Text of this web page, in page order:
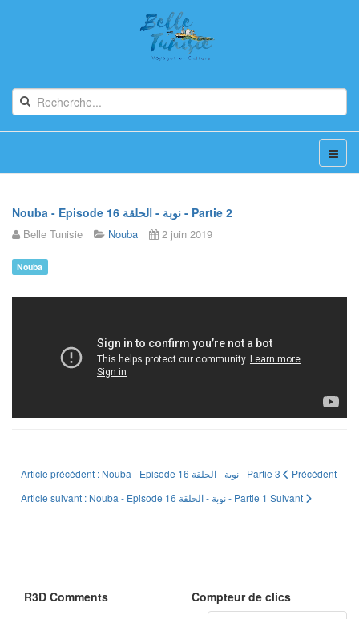
Nouba - Episode 16 نوبة - الحلقة - Partie 2
Belle Tunisie Nouba 2 juin 2019
Nouba
Article précédent : Nouba - Episode 16 نوبة - الحلقة - Partie 3
Précédent
Article suivant : Nouba - Episode 16 نوبة - الحلقة - Partie 1 Suivant
R3D Comments
Compteur de clics